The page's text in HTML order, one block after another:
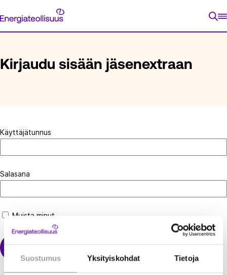
Suostumus Yksityiskohdat Tietoja
suoraan
Energiateollisuus
ETUSIVU
Kirjaudu sisään jäsenextraan
Käyttäjätunnus
Salasana
Muista minut